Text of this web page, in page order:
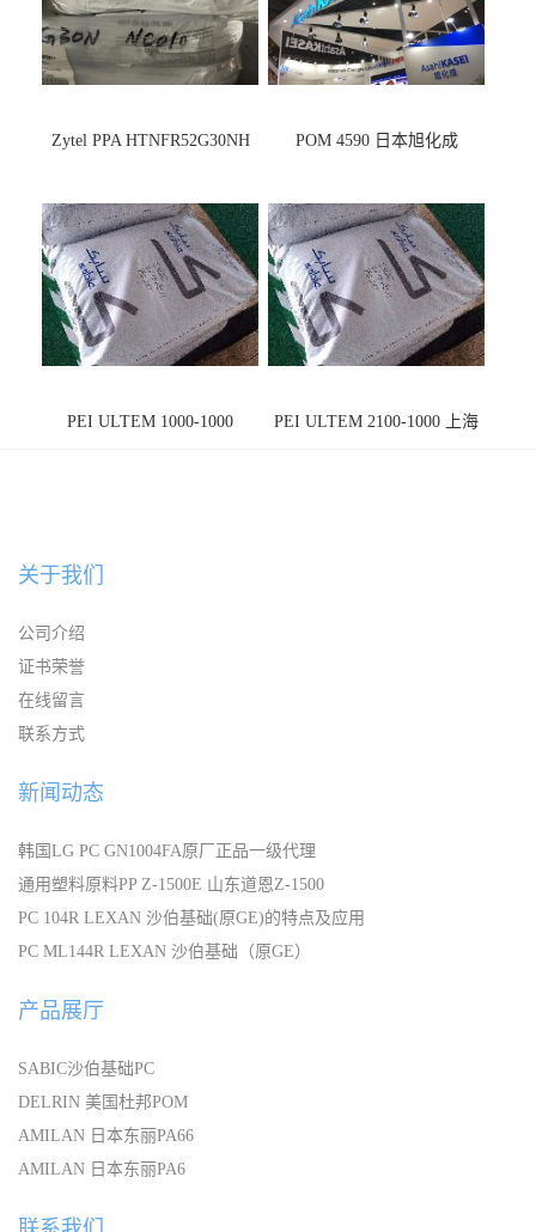
Zytel PPA HTNFR52G30NH POM 4590 日本旭化成
PEI ULTEM 1000-1000
PEI ULTEM 2100-1000 上海
关于我们
公司介绍
证书荣誉
在线留言
联系方式
新闻动态
韩国LG PC GN1004FA原厂正品一级代理
通用塑料原料PP Z-1500E 山东道恩Z-1500
PC 104R LEXAN 沙伯基础(原GE)的特点及应用
PC ML144R LEXAN 沙伯基础（原GE）
产品展厅
SABIC沙伯基础PC
DELRIN 美国杜邦POM
AMILAN 日本东丽PA66
AMILAN 日本东丽PA6